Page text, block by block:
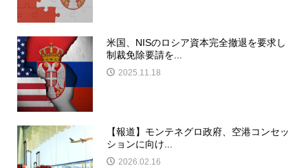
米国、NISのロシア資本完全撤退を要求し
制裁免除要請を...
2025.11.18
【報道】モンテネグロ政府、空港コンセッ
ションに向け...
2026.02.16